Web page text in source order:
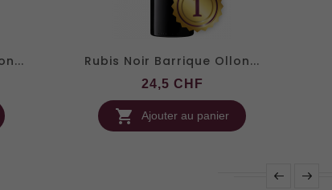
Rubis Noir Barrique Ollon...
24,5 CHF
 Ajouter au panier